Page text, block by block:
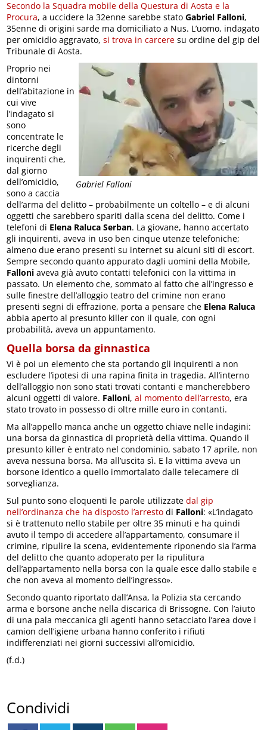
Secondo la Squadra mobile della Questura di Aosta e la
Procura, a uccidere la 32enne sarebbe statoGabriel Falloni,
35enne di origini sarde ma domiciliato a Nus. L’uomo, indagato
per omicidio aggravato,si trova in carcere su ordine del gip del
Tribunale di Aosta.
Gabriel Falloni
Proprio nei
dintorni
dell’abitazione in
cui vive
l’indagato si
sono
concentrate le
ricerche degli
inquirenti che,
dal giorno
dell’omicidio,
sono a caccia
dell’arma del delitto – probabilmente un coltello – e di alcuni
oggetti che sarebbero spariti dalla scena del delitto. Come i
telefoni di Elena Raluca Serban. La giovane, hanno accertato
gli inquirenti, aveva in uso ben cinque utenze telefoniche;
almeno due erano presenti su internet su alcuni siti di escort.
Sempre secondo quanto appurato dagli uomini della Mobile,
Falloni aveva già avuto contatti telefonici con la vittima in
passato. Un elemento che, sommato al fatto che all’ingresso e
sulle finestre dell’alloggio teatro del crimine non erano
presenti segni di effrazione, porta a pensare che Elena Raluca
abbia aperto al presunto killer con il quale, con ogni
probabilità, aveva un appuntamento.
Quella borsa da ginnastica
Vi è poi un elemento che sta portando gli inquirenti a non
escludere l’ipotesi di una rapina finita in tragedia. All’interno
dell’alloggio non sono stati trovati contanti e mancherebbero
alcuni oggetti di valore. Falloni,al momento dell’arresto, era
stato trovato in possesso di oltre mille euro in contanti.
Ma all’appello manca anche un oggetto chiave nelle indagini:
una borsa da ginnastica di proprietà della vittima. Quando il
presunto killer è entrato nel condominio, sabato 17 aprile, non
aveva nessuna borsa. Ma all’uscita sì. E la vittima aveva un
borsone identico a quello immortalato dalle telecamere di
sorveglianza.
Sul punto sono eloquenti le parole utilizzatedal gip
nell’ordinanza che ha disposto l’arresto di Falloni: «L’indagato
si è trattenuto nello stabile per oltre 35 minuti e ha quindi
avuto il tempo di accedere all’appartamento, consumare il
crimine, ripulire la scena, evidentemente riponendo sia l’arma
del delitto che quanto adoperato per la ripulitura
dell’appartamento nella borsa con la quale esce dallo stabile e
che non aveva al momento dell’ingresso».
Secondo quanto riportato dall’Ansa, la Polizia sta cercando
arma e borsone anche nella discarica di Brissogne. Con l’aiuto
di una pala meccanica gli agenti hanno setacciato l’area dove i
camion dell’igiene urbana hanno conferito i rifiuti
indifferenziati nei giorni successivi all’omicidio.
(f.d.)
Condividi